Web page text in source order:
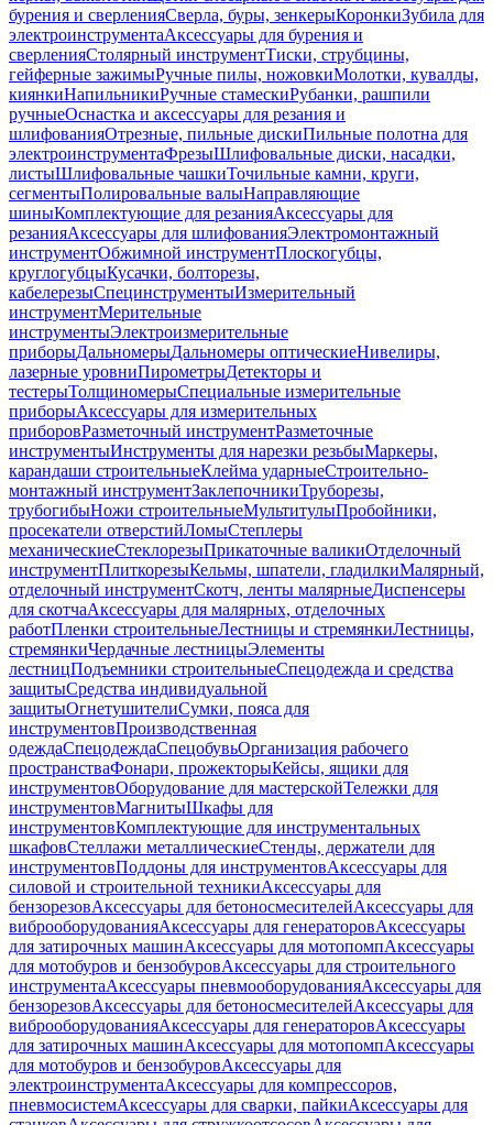
бурения и сверленияСверла, буры, зенкерыКоронкиЗубила для
электроинструментаАксессуары для бурения и
сверленияСтолярный инструментТиски, струбцины,
гейферные зажимыРучные пилы, ножовкиМолотки, кувалды,
киянкиНапильникиРучные стамескиРубанки, рашпили
ручныеОснастка и аксессуары для резания и
шлифованияОтрезные, пильные дискиПильные полотна для
электроинструментаФрезыШлифовальные диски, насадки,
листыШлифовальные чашкиТочильные камни, круги,
сегментыПолировальные валыНаправляющие
шиныКомплектующие для резанияАксессуары для
резанияАксессуары для шлифованияЭлектромонтажный
инструментОбжимной инструментПлоскогубцы,
круглогубцыКусачки, болторезы,
кабелерезыСпецинструментыИзмерительный
инструментМерительные
инструментыЭлектроизмерительные
приборыДальномерыДальномеры оптическиеНивелиры,
лазерные уровниПирометрыДетекторы и
тестерыТолщиномерыСпециальные измерительные
приборыАксессуары для измерительных
приборовРазметочный инструментРазметочные
инструментыИнструменты для нарезки резьбыМаркеры,
карандаши строительныеКлейма ударныеСтроительно-
монтажный инструментЗаклепочникиТруборезы,
трубогибыНожи строительныеМультитулыПробойники,
просекатели отверстийЛомыСтеплеры
механическиеСтеклорезыПрикаточные валикиОтделочный
инструментПлиткорезыКельмы, шпатели, гладилкиМалярный,
отделочный инструментСкотч, ленты малярныеДиспенсеры
для скотчаАксессуары для малярных, отделочных
работПленки строительныеЛестницы и стремянкиЛестницы,
стремянкиЧердачные лестницыЭлементы
лестницПодъемники строительныеСпецодежда и средства
защитыСредства индивидуальной
защитыОгнетушителиСумки, пояса для
инструментовПроизводственная
одеждаСпецодеждаСпецобувьОрганизация рабочего
пространстваФонари, прожекторыКейсы, ящики для
инструментовОборудование для мастерскойТележки для
инструментовМагнитыШкафы для
инструментовКомплектующие для инструментальных
шкафовСтеллажи металлическиеСтенды, держатели для
инструментовПоддоны для инструментовАксессуары для
силовой и строительной техникиАксессуары для
бензорезовАксессуары для бетоносмесителейАксессуары для
виброоборудованияАксессуары для генераторовАксессуары
для затирочных машинАксессуары для мотопомпАксессуары
для мотобуров и бензобуровАксессуары для строительного
инструментаАксессуары пневмооборудованияАксессуары для
бензорезовАксессуары для бетоносмесителейАксессуары для
виброоборудованияАксессуары для генераторовАксессуары
для затирочных машинАксессуары для мотопомпАксессуары
для мотобуров и бензобуровАксессуары для
электроинструментаАксессуары для компрессоров,
пневмосистемАксессуары для сварки, пайкиАксессуары для